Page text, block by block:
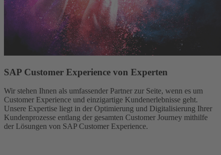
SAP Customer Experience von Experten
Wir stehen Ihnen als umfassender Partner zur Seite, wenn es um
Customer Experience und einzigartige Kundenerlebnisse geht.
Unsere Expertise liegt in der Optimierung und Digitalisierung Ihrer
Kundenprozesse entlang der gesamten Customer Journey mithilfe
der Lösungen von SAP Customer Experience.